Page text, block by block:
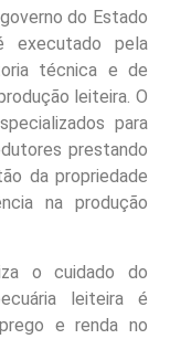
do Estado
executado pela
técnica e de
leiteira. O
para
prestando
da propriedade
na produção
o cuidado do
leiteira é
e renda no